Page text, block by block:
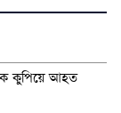
কুপিয়ে আহত